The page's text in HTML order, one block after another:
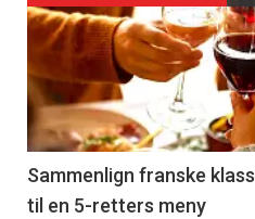
akkurat
nå
-
5
Sammenlign franske
til en 5-retters meny